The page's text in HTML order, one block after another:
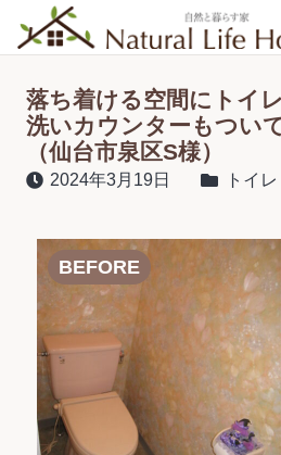
落ち着ける空間にトイ
洗いカウンターもつい
（仙台市泉区S様）
2024年3月19日 トイレ
BEFORE